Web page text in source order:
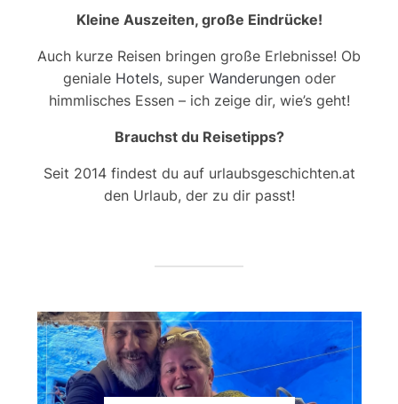
Kleine Auszeiten, große Eindrücke!
Auch kurze Reisen bringen große Erlebnisse! Ob
geniale Hotels, super Wanderungenoder
himmlisches Essen – ich zeige dir, wie’s geht!
Brauchst du Reisetipps?
Seit 2014 findest du auf urlaubsgeschichten.at
den Urlaub, der zu dir passt!